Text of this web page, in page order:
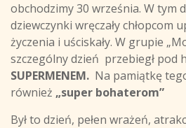
obchodzimy 30 września. W tym
dziewczynki wręczały chłopcom
życzenia i uściskały. W grupie
szczególny dzień przebiegł pod
SUPERMENEM. Na pamiątkę
również „super bohaterom”
Był to dzień, pełen wrażeń,